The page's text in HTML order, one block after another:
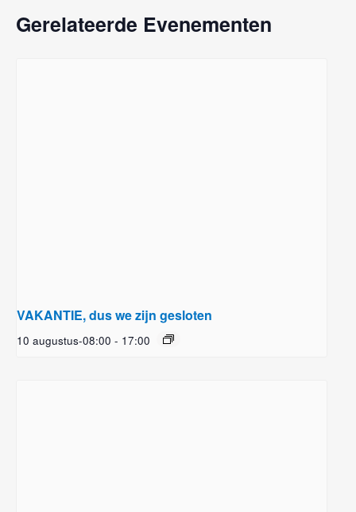
Gerelateerde Evenementen
VAKANTIE, dus we zijn gesloten
10 augustus-08:00 - 17:00